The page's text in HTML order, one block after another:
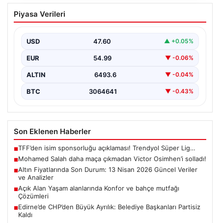
Mohamed Salah daha maça çıkmadan
Victor Osimhen’i solladı!
Piyasa Verileri
USD 47.60 ▲ +0.05%
EUR 54.99 ▼ -0.06%
ALTIN 6493.6 ▼ -0.04%
BTC 3064641 ▼ -0.43%
Son Eklenen Haberler
■TFF’den isim sponsorluğu açıklaması! Trendyol Süper Lig…
■Mohamed Salah daha maça çıkmadan Victor Osimhen’i solladı!
■Altın Fiyatlarında Son Durum: 13 Nisan 2026 Güncel Veriler
ve Analizler
■Açık Alan Yaşam alanlarında Konfor ve bahçe mutfağı
Çözümleri
■Edirne’de CHP’den Büyük Ayrılık: Belediye Başkanları Partisiz
Kaldı